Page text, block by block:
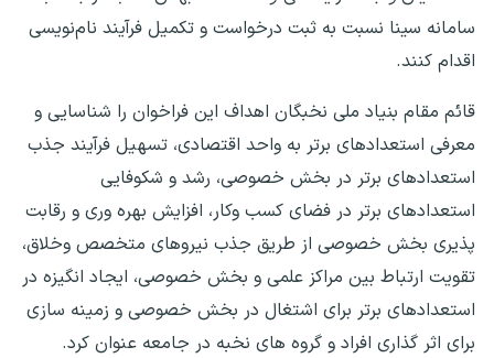
سامانه سینا نسبت به ثبت درخواست و تکمیل فرآیند نام‌نویسی
اقدام کنند.
قائم مقام بنیاد ملی نخبگان اهداف این فراخوان را شناسایی و
معرفی استعدادهای برتر به واحد اقتصادی، تسهیل فرآیند جذب
استعدادهای برتر در بخش خصوصی، رشد و شکوفایی
استعدادهای برتر در فضای کسب وکار، افزایش بهره وری و رقابت
پذیری بخش خصوصی از طریق جذب نیروهای متخصص وخلاق،
تقویت ارتباط بین مراکز علمی و بخش خصوصی، ایجاد انگیزه در
استعدادهای برتر برای اشتغال در بخش خصوصی و زمینه سازی
برای اثر گذاری افراد و گروه های نخبه در جامعه عنوان کرد.